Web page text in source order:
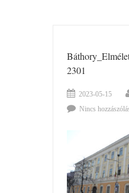
2301
2023-05-15
Nincs